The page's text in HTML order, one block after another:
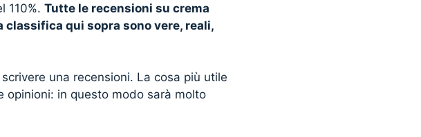
110%. Tutte le recensioni su crema
qui sopra sono vere, reali,
una recensioni. La cosa più utile
opinioni: in questo modo sarà molto